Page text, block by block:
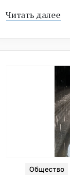
Читать далее
Общество